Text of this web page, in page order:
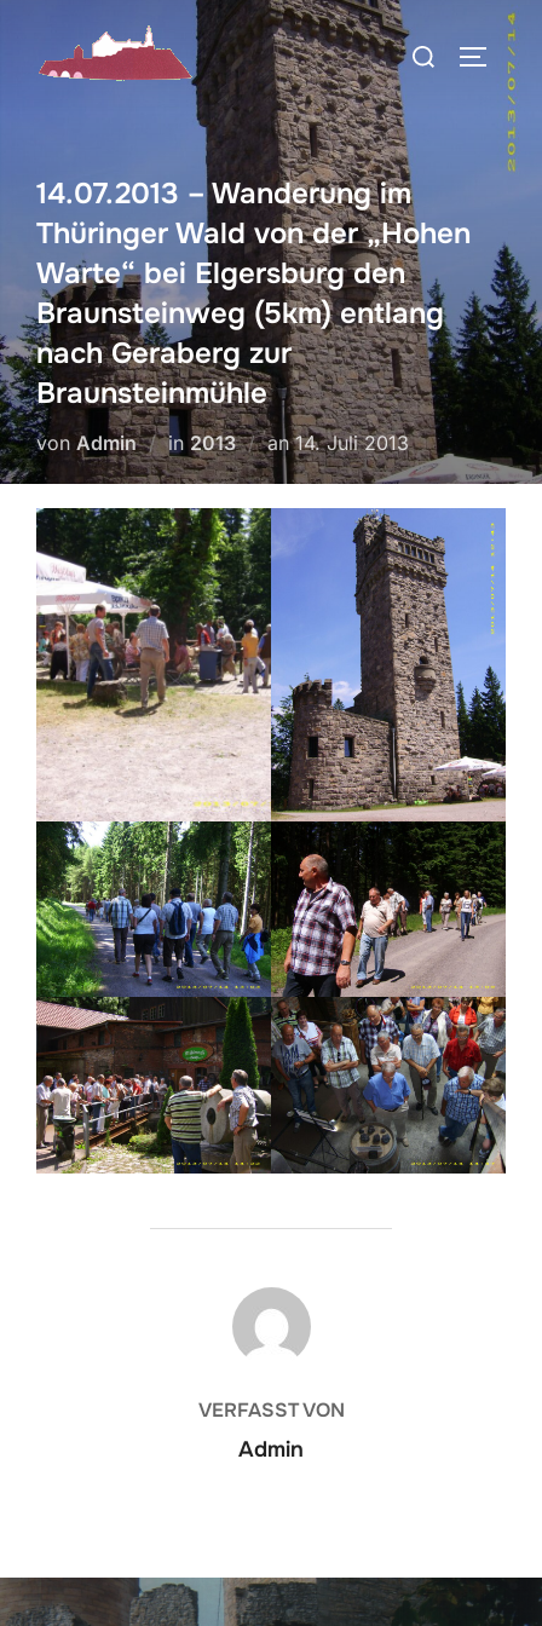
springen
Suchen
14.07.2013 – Wanderung im
Thüringer Wald von der „Hohen
Warte“ bei Elgersburg den
Braunsteinweg (5km) entlang
nach Geraberg zur
Braunsteinmühle
von Admin in 2013 anVeröffentlicht
am
14. Juli 2013
BEITRAGSAUTOR
VERFASST VON
Admin
Beitragsnavigation